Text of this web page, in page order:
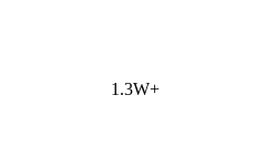
1.3W+